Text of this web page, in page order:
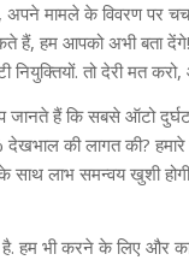
अपने मामले के विवरण पर
हैं, हम आपको अभी बता देंगे!
नियुक्तियों. तो देरी मत
जानते हैं कि सबसे ऑटो
की लागत की? हमारे
साथ लाभ समन्वय खुशी
है. हम भी करने के लिए